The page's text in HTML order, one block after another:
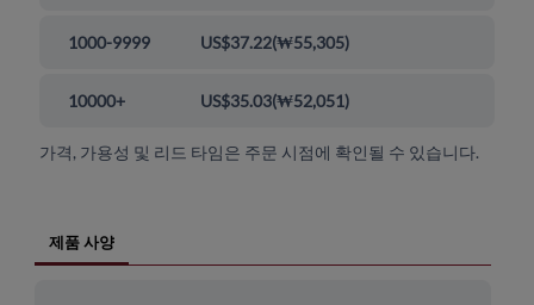
1000-9999 US$37.22(₩55,305)
10000+ US$35.03(₩52,051)
가격, 가용성 및 리드 타임은 주문 시점에 확인될 수 있습니다.
제품 사양